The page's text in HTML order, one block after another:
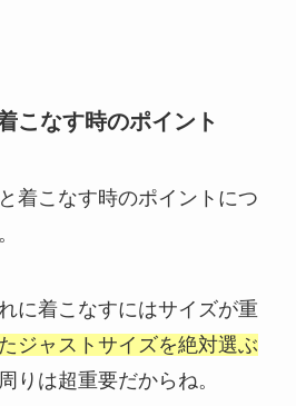
こなす時のポイント
着こなす時のポイントにつ
に着こなすにはサイズが重
ジャストサイズを絶対選ぶ
りは超重要だからね。